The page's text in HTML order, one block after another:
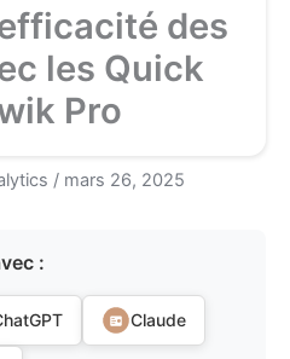
des
les Quick
Pro
/ mars 26, 2025
:
Claude